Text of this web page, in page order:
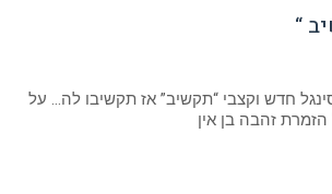
“
חדש וקצבי “תקשיב” אז תקשיבו לה… על
הזמרת זהבה בן אין